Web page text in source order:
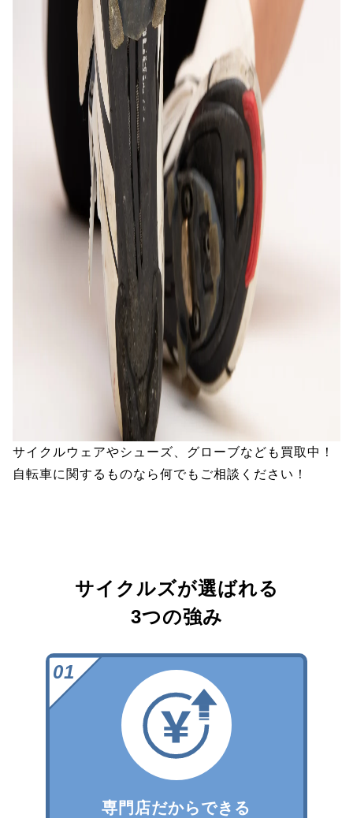
サイクルウェアやシューズ、グローブなども買取中！
自転車に関するものなら何でもご相談ください！
サイクルズが選ばれる
3つの強み
専門店だからできる